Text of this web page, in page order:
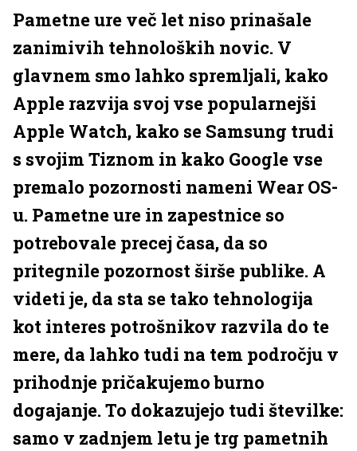
Pametne ure več let niso prinašale
zanimivih tehnoloških novic. V
glavnem smo lahko spremljali, kako
Apple razvija svoj vse popularnejši
Apple Watch, kako se Samsung trudi
s svojim Tiznom in kako Google vse
premalo pozornosti nameni Wear OS-
u. Pametne ure in zapestnice so
potrebovale precej časa, da so
pritegnile pozornost širše publike. A
videti je, da sta se tako tehnologija
kot interes potrošnikov razvila do te
mere, da lahko tudi na tem področju v
prihodnje pričakujemo burno
dogajanje. To dokazujejo tudi številke:
samo v zadnjem letu je trg pametnih